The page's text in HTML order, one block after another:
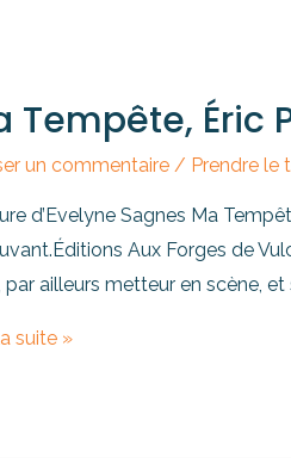
Tempête, Éric
un commentaire / Prendre le
d’Evelyne Sagnes Ma
Aux Forges de
par ailleurs metteur en scène, et
suite »